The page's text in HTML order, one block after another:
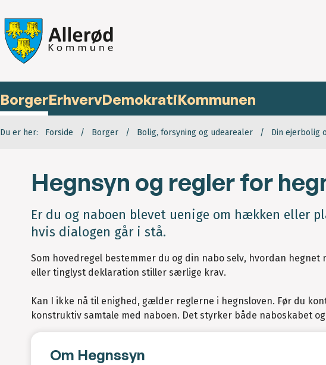
BorgerErhvervDemokratiKommunen
Du er her: Forside Borger Bolig, forsyning og udearealer Din ejerbolig
Hegnsyn og regler for
Er du og naboen blevet uenige om hækken eller
hvis dialogen går i stå.
Som hovedregel bestemmer du og din nabo selv, hvordan
eller tinglyst deklaration stiller særlige krav.
Kan I ikke nå til enighed, gælder reglerne i hegnsloven. Før du
konstruktiv samtale med naboen. Det styrker både naboskabet
Om Hegnssyn